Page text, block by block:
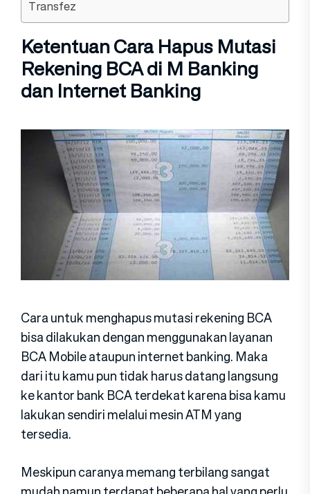
Transfez
Ketentuan Cara Hapus Mutasi
Rekening BCA di M Banking
dan Internet Banking
Cara untuk menghapus mutasi rekening BCA
bisa dilakukan dengan menggunakan layanan
BCA Mobile ataupun internet banking. Maka
dari itu kamu pun tidak harus datang langsung
ke kantor bank BCA terdekat karena bisa kamu
lakukan sendiri melalui mesin ATM yang
tersedia.
Meskipun caranya memang terbilang sangat